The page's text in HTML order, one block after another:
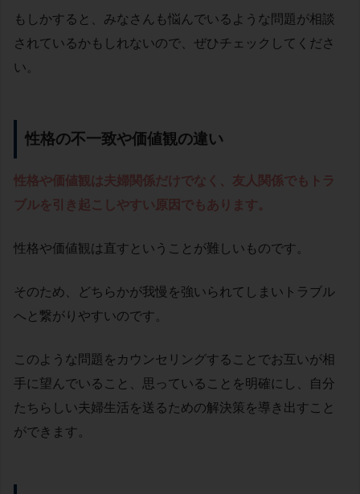
もしかすると、みなさんも悩んでいるような問題が相談
されているかもしれないので、ぜひチェックしてくださ
い。
性格の不一致や価値観の違い
性格や価値観は夫婦関係だけでなく、友人関係でもトラ
ブルを引き起こしやすい原因でもあります。
性格や価値観は直すということが難しいものです。
そのため、
どちらかが我慢を強いられてしまいトラブル
へと繋がりやすいのです。
このような問題をカウンセリングすることでお互いが相
手に望んでいること、思っていることを明確にし、自分
たちらしい夫婦生活を送るための解決策を導き出すこと
ができます。